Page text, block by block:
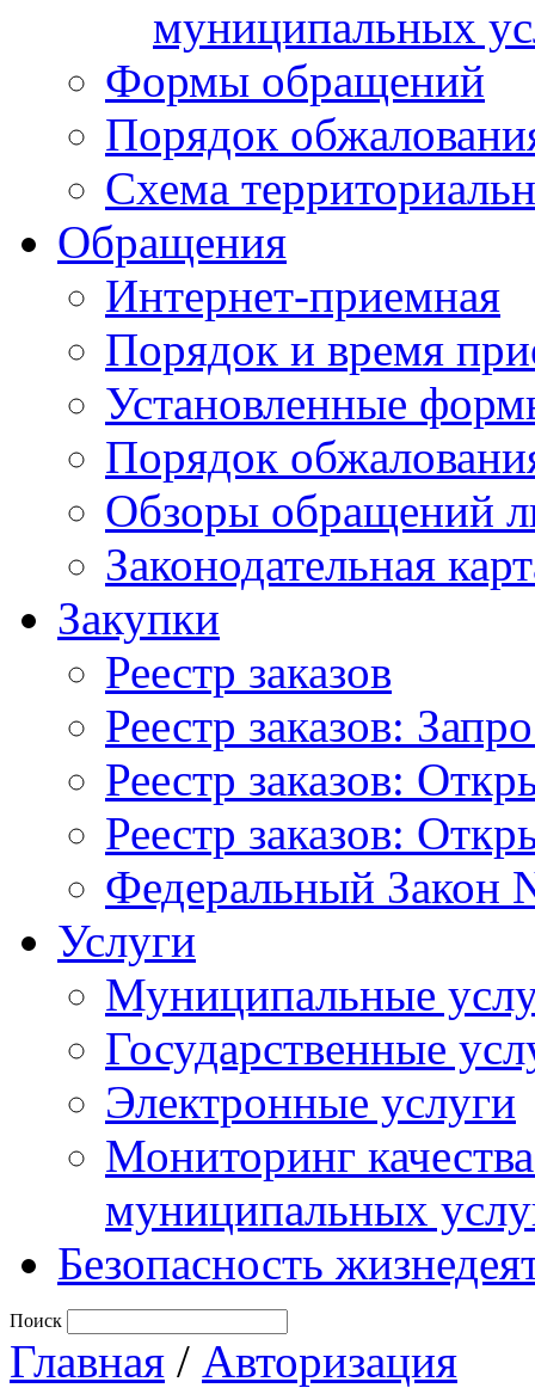
муниципальных
Формы обращений
Порядок
Схема
Обращения
Интернет-приемная
Порядок и время
Установленные
Порядок
Обзоры обращений
Законодательная
Закупки
Реестр заказов
Реестр заказов:
Реестр заказов:
Реестр заказов:
Федеральный Закон
Услуги
Муниципальные
Государственные
Электронные услуги
Мониторинг
муниципальных
Безопасность
Поиск
Главная / Авторизация